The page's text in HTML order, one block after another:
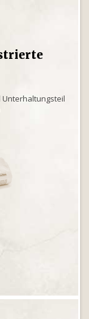
Unterhaltungsteil